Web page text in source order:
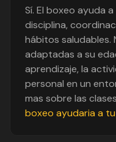
Sí. El boxeo ayuda
disciplina,
hábitos saludables.
adaptadas a su
aprendizaje, la
personal en un
mas sobre las
boxeo ayudaria a